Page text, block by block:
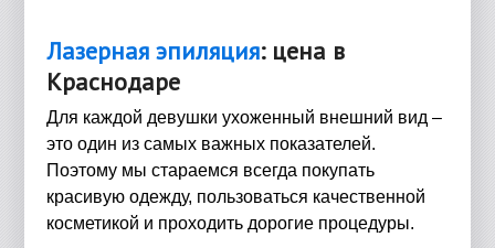
Лазерная эпиляция: цена в
Краснодаре
Для каждой девушки ухоженный внешний вид –
это один из самых важных показателей.
Поэтому мы стараемся всегда покупать
красивую одежду, пользоваться качественной
косметикой и проходить дорогие процедуры.